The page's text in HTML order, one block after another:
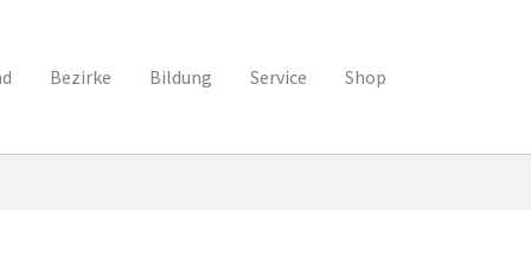
Bezirke Bildung Service Shop